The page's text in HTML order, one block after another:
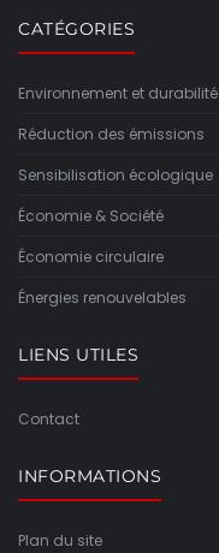
CATÉGORIES
Environnement et durabilité
Réduction des émissions
Sensibilisation écologique
Économie & Société
Économie circulaire
Énergies renouvelables
LIENS UTILES
Contact
INFORMATIONS
Plan du site